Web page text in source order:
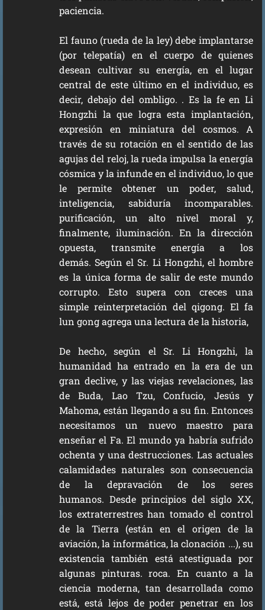
paciencia.
El fauno (rueda de la ley) debe implantarse
(por telepatía) en el cuerpo de quienes
desean cultivar su energía, en el lugar
central de este último en el individuo, es
decir, debajo del ombligo. . Es la fe en Li
Hongzhi la que logra esta implantación,
expresión en miniatura del cosmos. A
través de su rotación en el sentido de las
agujas del reloj, la rueda impulsa la energía
cósmica y la infunde en el individuo, lo que
le permite obtener un poder, salud,
inteligencia, sabiduría incomparables.
purificación, un alto nivel moral y,
finalmente, iluminación. En la dirección
opuesta, transmite energía a los
demás. Según el Sr. Li Hongzhi, el hombre
es la única forma de salir de este mundo
corrupto. Esto supera con creces una
simple reinterpretación del qigong. El fa
lun gong agrega una lectura de la historia,
De hecho, según el Sr. Li Hongzhi, la
humanidad ha entrado en la era de un
gran declive, y las viejas revelaciones, las
de Buda, Lao Tzu, Confucio, Jesús y
Mahoma, están llegando a su fin. Entonces
necesitamos un nuevo maestro para
enseñar el Fa. El mundo ya habría sufrido
ochenta y una destrucciones. Las actuales
calamidades naturales son consecuencia
de la depravación de los seres
humanos. Desde principios del siglo XX,
los extraterrestres han tomado el control
de la Tierra (están en el origen de la
aviación, la informática, la clonación ...), su
existencia también está atestiguada por
algunas pinturas. roca. En cuanto a la
ciencia moderna, tan desarrollada como
está, está lejos de poder penetrar en los